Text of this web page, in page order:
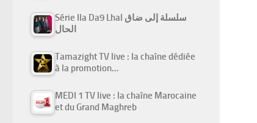
Série Ila Da9 Lhal سلسلة إلى ضاق
الحال
Tamazight TV live : la chaîne dédiée
à la promotion…
MEDI 1 TV live : la chaîne Marocaine
et du Grand Maghreb